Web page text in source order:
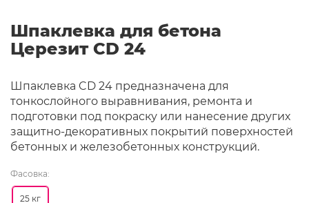
Шпаклевка для бетона
Церезит CD 24
Шпаклевка CD 24 предназначена для
тонкослойного выравнивания, ремонта и
подготовки под покраску или нанесение других
защитно-декоративных покрытий поверхностей
бетонных и железобетонных конструкций.
Фасовка:
25 кг